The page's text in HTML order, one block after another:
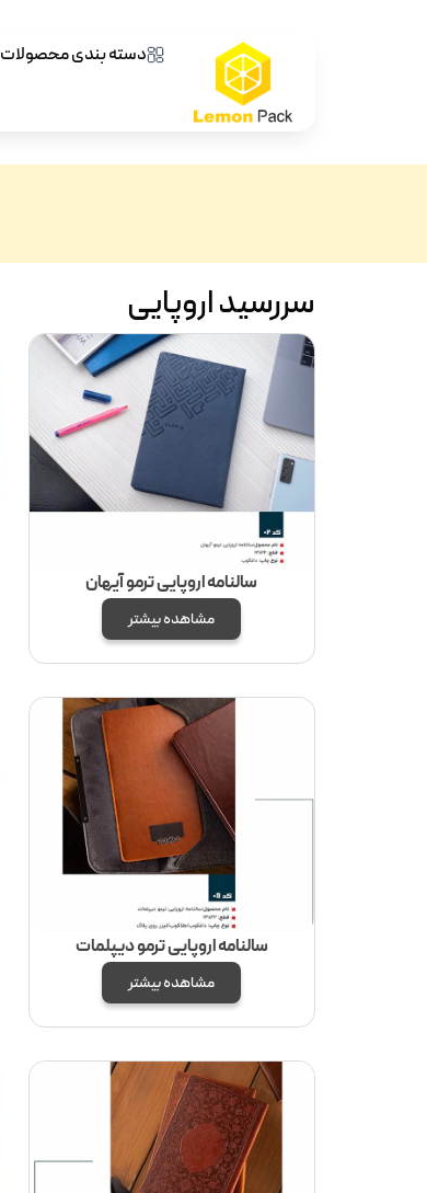
دسته بندی محصولات
سررسید اروپایی
سالنامه اروپایی ترمو آیهان
مشاهده بیشتر
سالنامه اروپایی ترمو دیپلمات
مشاهده بیشتر